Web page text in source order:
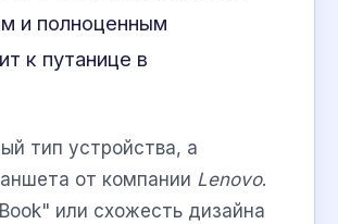
и полноценным
к путанице в
тип устройства, а
от компании Lenovo.
или схожесть дизайна